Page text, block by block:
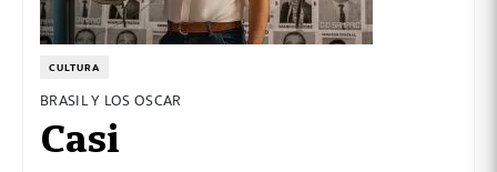
CULTURA
BRASIL Y LOS OSCAR
Casi